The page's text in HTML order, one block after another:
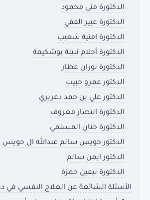
الدكتورة منى محمود
الدكتورة عبير الفقي
الدكتورة امنية شعيب
الدكتورة أحلام نبيلة بوشكيمة
الدكتورة نوران عطار
الدكتور عمرو حبيب
الدكتور علي بن حمد دغريري
الدكتورة انتصار معروف
الدكتورة حنان المسلمي
الدكتور حويس سالم عبدالله ال حويس
الدكتور ايمن سالم
الدكتورة نيفين حمزة
الأسئلة الشائعة عن العلاج النفسي في